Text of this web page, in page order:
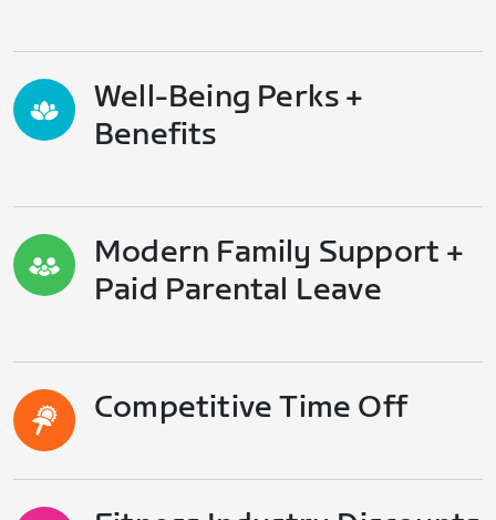
Well-Being Perks +
Benefits
Modern Family Support +
Paid Parental Leave
Competitive Time Off